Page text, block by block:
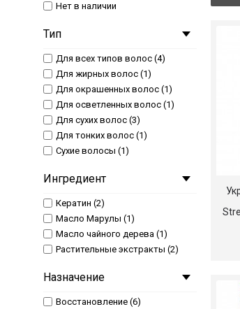
Нет в наличии
Тип
Для всех типов волос (4)
Для жирных волос (1)
Для окрашенных волос (1)
Для осветленных волос (1)
Для сухих волос (3)
Для тонких волос (1)
Сухие волосы (1)
Ингредиент
Кератин (2)
Масло Марулы (1)
Масло чайного дерева (1)
Растительные экстракты (2)
Назначение
Восстановление (6)